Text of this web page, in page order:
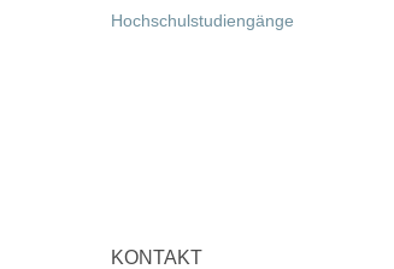
Hochschulstudiengänge
KONTAKT